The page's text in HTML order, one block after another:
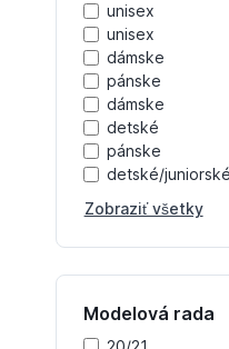
unisex
unisex
dámske
pánske
dámske
detské
pánske
detské/juniorské
Zobraziť všetky
Modelová rada